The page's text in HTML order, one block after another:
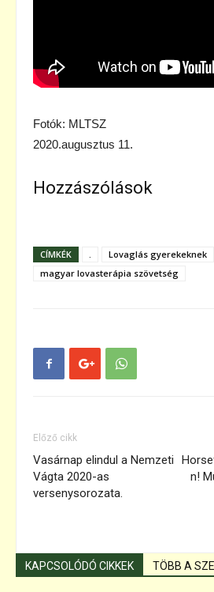
Fotók: MLTSZ
2020.augusztus 11.
Hozzászólások
CÍMKÉK .
Lovaglás gyerekeknek
magyar lovasterápia szövetség
Előző cikk
Vasárnap elindul a Nemzeti
Vágta 2020-as
versenysorozata.
n!
KAPCSOLÓDÓ CIKKEK TÖBB A